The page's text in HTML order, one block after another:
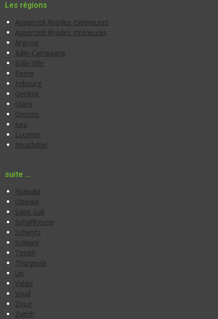
Les régions
Appenzell Rhodes-Extérieures
Appenzell Rhodes-Intérieures
Argovie
Bâle-Campagne
Bâle-Ville
Berne
Fribourg
Genève
Glaris
Grisons
Jura
Lucerne
Neuchâtel
suite ...
Nidwald
Obwald
Saint-Gall
Schaffhouse
Schwytz
Soleure
Tessin
Thurgovie
Uri
Valais
Vaud
Zoug
Zurich